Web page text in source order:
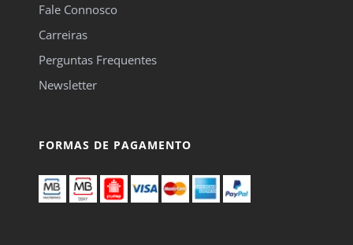
Fale Connosco
Carreiras
Perguntas Frequentes
Newsletter
FORMAS DE PAGAMENTO